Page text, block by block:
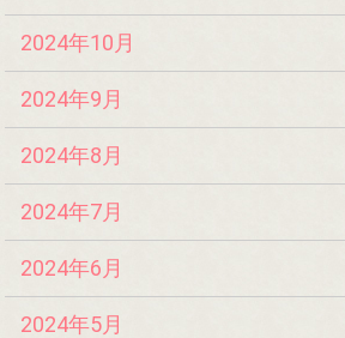
2024年10月
2024年9月
2024年8月
2024年7月
2024年6月
2024年5月